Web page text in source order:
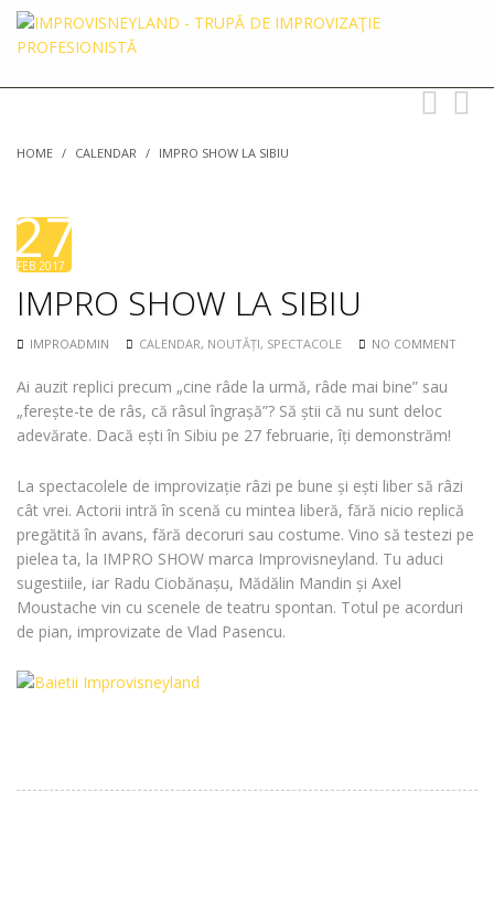
Toggle
navigation
HOME / CALENDAR / IMPRO SHOW LA SIBIU
27
FEB 2017
IMPRO SHOW LA SIBIU
IMPROADMIN CALENDAR, NOUTĂȚI, SPECTACOLE NO COMMENT
Ai auzit replici precum „cine râde la urmă, râde mai bine” sau
„ferește-te de râs, că râsul îngrașă”? Să știi că nu sunt deloc
adevărate. Dacă ești în Sibiu pe 27 februarie, îți demonstrăm!
La spectacolele de improvizație râzi pe bune și ești liber să râzi
cât vrei. Actorii intră în scenă cu mintea liberă, fără nicio replică
pregătită în avans, fără decoruri sau costume. Vino să testezi pe
pielea ta, la IMPRO SHOW marca Improvisneyland. Tu aduci
sugestiile, iar Radu Ciobănașu, Mădălin Mandin și Axel
Moustache vin cu scenele de teatru spontan. Totul pe acorduri
de pian, improvizate de Vlad Pasencu.